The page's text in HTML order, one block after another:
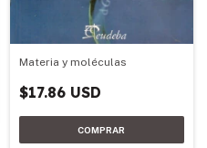
Materia y moléculas
$17.86 USD